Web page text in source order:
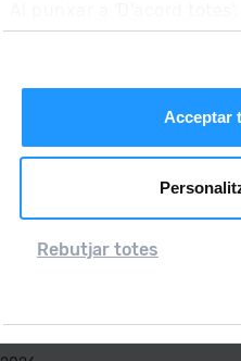
instal·lació de les cookies.
Acceptar
Rebutjar totes